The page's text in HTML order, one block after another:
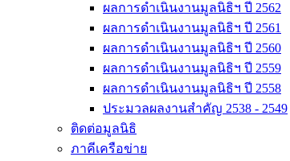
ผลการดำเนินงานมูลนิธิฯ ปี 2562
ผลการดำเนินงานมูลนิธิฯ ปี 2561
ผลการดำเนินงานมูลนิธิฯ ปี 2560
ผลการดำเนินงานมูลนิธิฯ ปี 2559
ผลการดำเนินงานมูลนิธิฯ ปี 2558
ประมวลผลงานสำคัญ 2538 - 2549
ติดต่อมูลนิธิ
ภาคีเครือข่าย